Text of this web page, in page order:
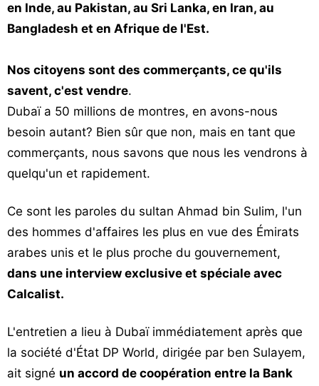
en Inde, au Pakistan, au Sri Lanka, en Iran, au
Bangladesh et en Afrique de l'Est.
Nos citoyens sont des commerçants, ce qu'ils
savent, c'est vendre.
Dubaï a 50 millions de montres, en avons-nous
besoin autant? Bien sûr que non, mais en tant que
commerçants, nous savons que nous les vendrons à
quelqu'un et rapidement.
Ce sont les paroles du sultan Ahmad bin Sulim, l'un
des hommes d'affaires les plus en vue des Émirats
arabes unis et le plus proche du gouvernement,
dans une interview exclusive et spéciale avec
Calcalist.
L'entretien a lieu à Dubaï immédiatement après que
la société d'État DP World, dirigée par ben Sulayem,
ait signé un accord de coopération entre la Bank